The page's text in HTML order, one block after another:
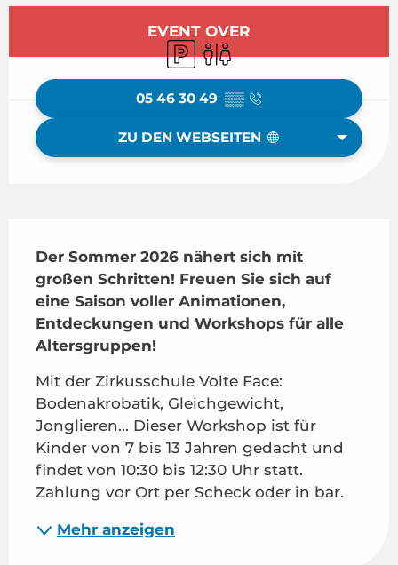
EVENT OVER
ParkplatzToiletten
05 46 30 49 ▒▒
ZU DEN WEBSEITEN
Der Sommer 2026 nähert sich mit
großen Schritten! Freuen Sie sich auf
eine Saison voller Animationen,
Entdeckungen und Workshops für alle
Altersgruppen!
Mit der Zirkusschule Volte Face:
Bodenakrobatik, Gleichgewicht,
Jonglieren... Dieser Workshop ist für
Kinder von 7 bis 13 Jahren gedacht und
findet von 10:30 bis 12:30 Uhr statt.
Zahlung vor Ort per Scheck oder in bar.
Mehr anzeigen